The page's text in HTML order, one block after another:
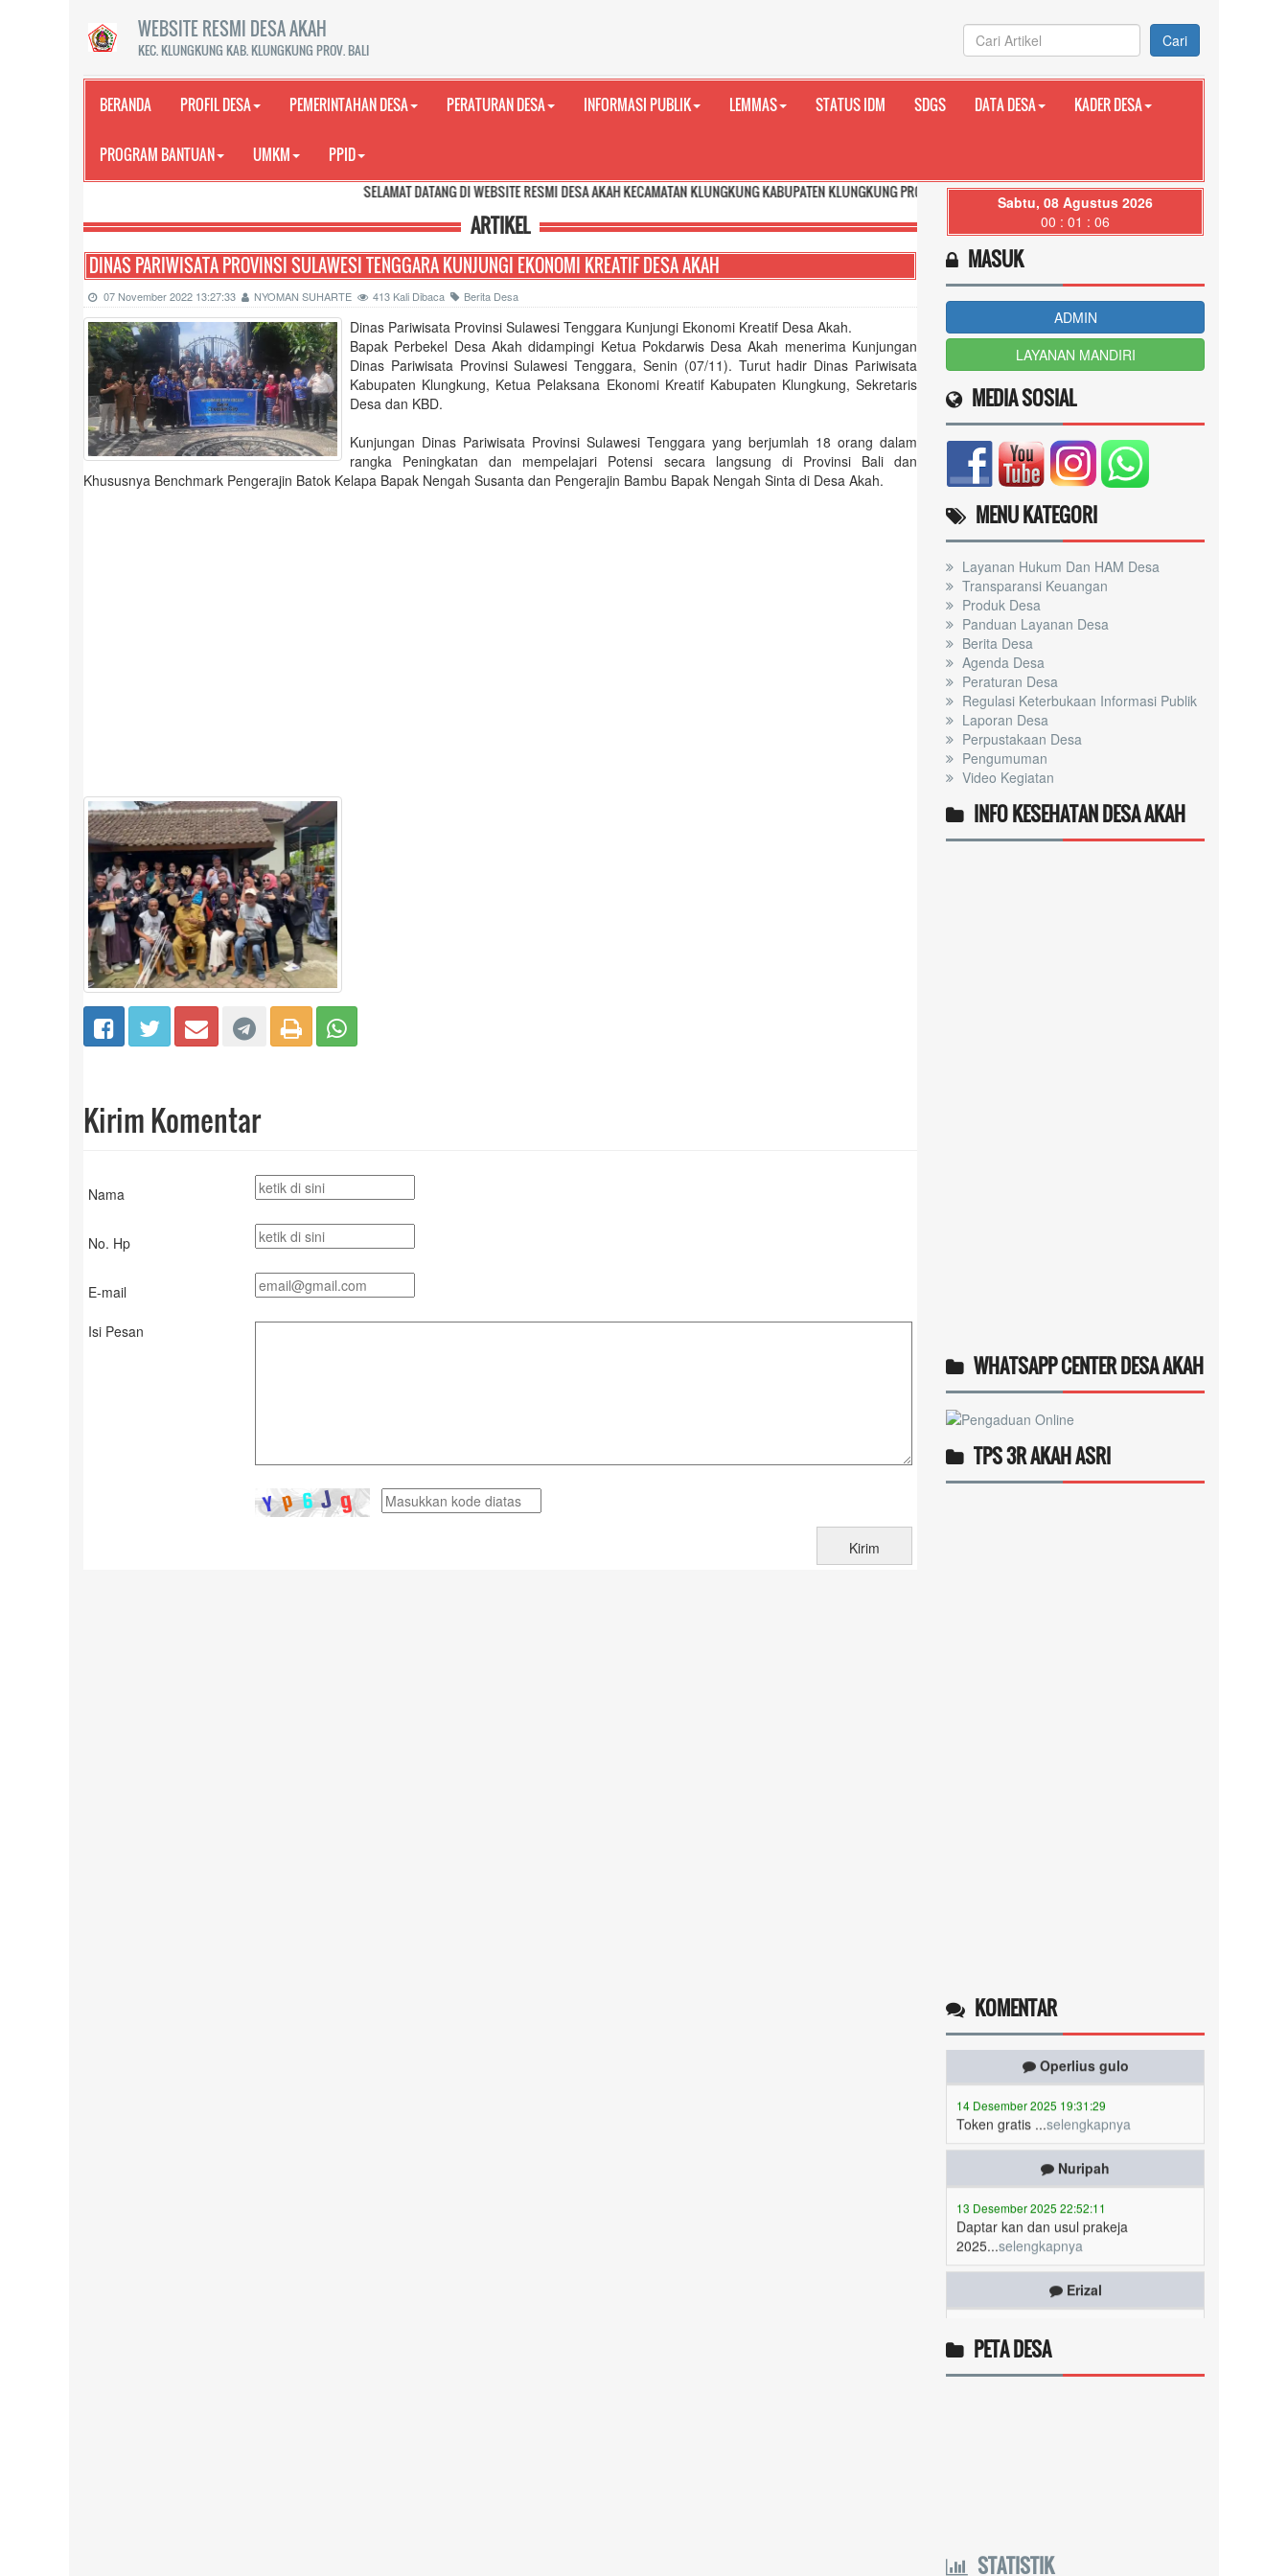
WEBSITE RESMI DESA AKAH
KEC. KLUNGKUNG KAB. KLUNGKUNG PROV. BALI Cari
BERANDA PROFIL DESA PEMERINTAHAN DESA PERATURAN DESA INFORMASI PUBLIK LEMMAS STATUS IDM SDGS DATA DESA KADER DESA
PROGRAM BANTUAN UMKM PPID
SELAMAT DATANG DI WEBSITE RESMI DESA AKAH KECAMATAN KLUNGKUNG KABUPATEN KLUNGKUNG PROVINSI BALI
ARTIKEL
DINAS PARIWISATA PROVINSI SULAWESI TENGGARA KUNJUNGI EKONOMI KREATIF DESA AKAH
07 November 2022 13:27:33 NYOMAN SUHARTE 413 Kali Dibaca Berita Desa
Dinas Pariwisata Provinsi Sulawesi Tenggara Kunjungi Ekonomi Kreatif Desa Akah.
Bapak Perbekel Desa Akah didampingi Ketua Pokdarwis Desa Akah menerima Kunjungan
Dinas Pariwisata Provinsi Sulawesi Tenggara, Senin (07/11). Turut hadir Dinas Pariwisata
Kabupaten Klungkung, Ketua Pelaksana Ekonomi Kreatif Kabupaten Klungkung, Sekretaris
Desa dan KBD.
Kunjungan Dinas Pariwisata Provinsi Sulawesi Tenggara yang berjumlah 18 orang dalam
rangka Peningkatan dan mempelajari Potensi secara langsung di Provinsi Bali dan
Khususnya Benchmark Pengerajin Batok Kelapa Bapak Nengah Susanta dan Pengerajin Bambu Bapak Nengah Sinta di Desa Akah.
Kirim Komentar
Nama
No. Hp
E-mail
Isi Pesan
Sabtu, 08 Agustus 2026
00 : 01 : 07
MASUK
ADMIN
LAYANAN MANDIRI
MEDIA SOSIAL
MENU KATEGORI
Layanan Hukum Dan HAM Desa
Transparansi Keuangan
Produk Desa
Panduan Layanan Desa
Berita Desa
Agenda Desa
Peraturan Desa
Regulasi Keterbukaan Informasi Publik
Laporan Desa
Perpustakaan Desa
Pengumuman
Video Kegiatan
INFO KESEHATAN DESA AKAH
WHATSAPP CENTER DESA AKAH
TPS 3R AKAH ASRI
KOMENTAR
Operlius gulo
14 Desember 2025 19:31:29
Token gratis ...selengkapnya
Nuripah
13 Desember 2025 22:52:11
Daptar kan dan usul prakeja
2025...selengkapnya
Erizal
09 Desember 2025 13:48:42
Token listrik...selengkapnya
PETA DESA
STATISTIK